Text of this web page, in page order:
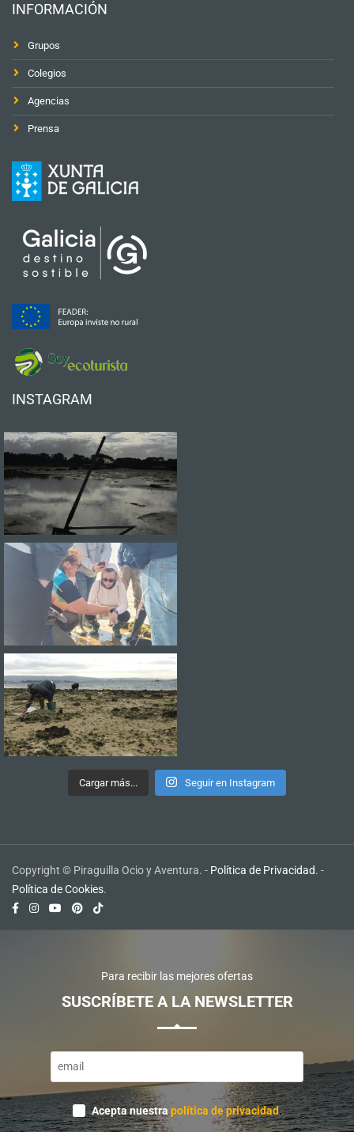
INFORMACIÓN
Grupos
Colegios
Agencias
Prensa
INSTAGRAM
Cargar más... Seguir en Instagram
Copyright © Piraguilla Ocio y Aventura. - Política de Privacidad. -
Política de Cookies.
Para recibir las mejores ofertas
SUSCRÍBETE A LA NEWSLETTER
Email * Acepta nuestra política de privacidad.